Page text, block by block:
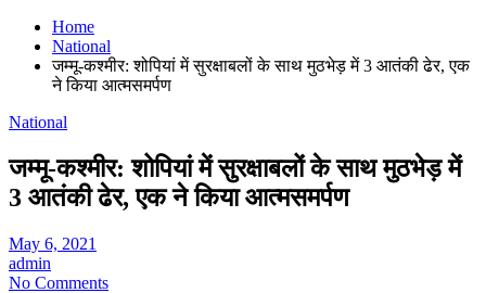
Home
National
जम्‍मू-कश्‍मीर: शोपियां में सुरक्षाबलों के साथ मुठभेड़ में 3 आतंकी ढेर, एक
ने किया आत्‍मसमर्पण
National
जम्‍मू-कश्‍मीर: शोपियां में सुरक्षाबलों के साथ मुठभेड़ में
3 आतंकी ढेर, एक ने किया आत्‍मसमर्पण
May 6, 2021
admin
No Comments